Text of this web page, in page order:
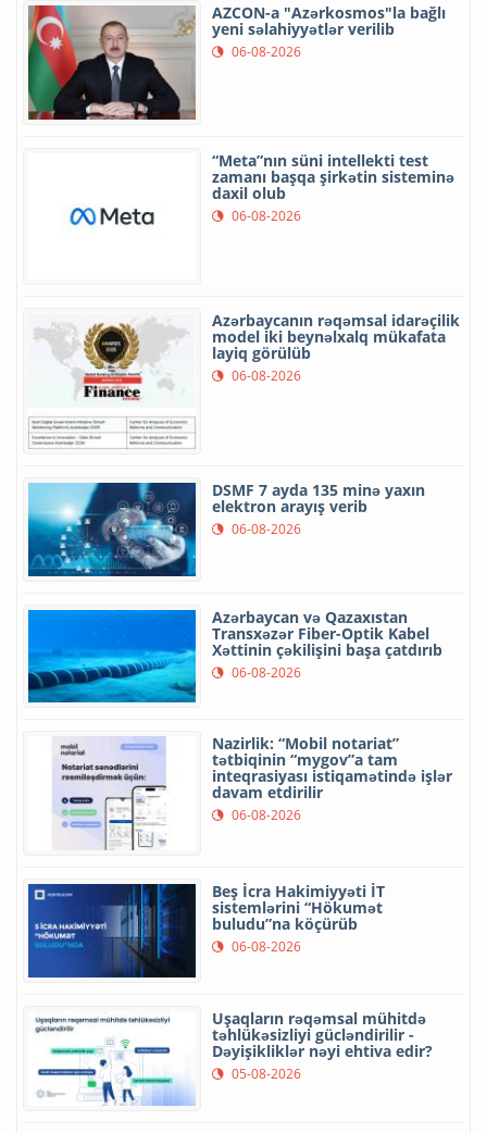
AZCON-a "Azərkosmos"la bağlı
yeni səlahiyyətlər verilib
06-08-2026
“Meta”nın süni intellekti test
zamanı başqa şirkətin sisteminə
daxil olub
06-08-2026
Azərbaycanın rəqəmsal idarəçilik
model iki beynəlxalq mükafata
layiq görülüb
06-08-2026
DSMF 7 ayda 135 minə yaxın
elektron arayış verib
06-08-2026
Azərbaycan və Qazaxıstan
Transxəzər Fiber-Optik Kabel
Xəttinin çəkilişini başa çatdırıb
06-08-2026
Nazirlik: “Mobil notariat”
tətbiqinin “mygov”a tam
inteqrasiyası istiqamətində işlər
davam etdirilir
06-08-2026
Beş İcra Hakimiyyəti İT
sistemlərini “Hökumət
buludu”na köçürüb
06-08-2026
Uşaqların rəqəmsal mühitdə
təhlükəsizliyi gücləndirilir -
Dəyişikliklər nəyi ehtiva edir?
05-08-2026